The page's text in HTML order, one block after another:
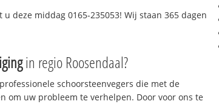
u deze middag 0165-235053! Wij staan 365 dagen
in regio Roosendaal?
schoorsteenvegers die met de
om uw probleem te verhelpen. Door voor ons te